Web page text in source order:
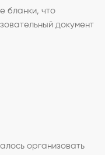
бланки, что
документ
организовать